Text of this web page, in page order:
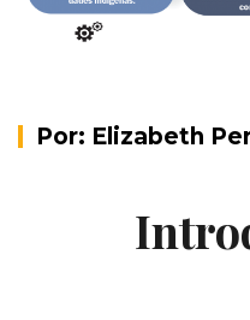
Por: Elizabeth